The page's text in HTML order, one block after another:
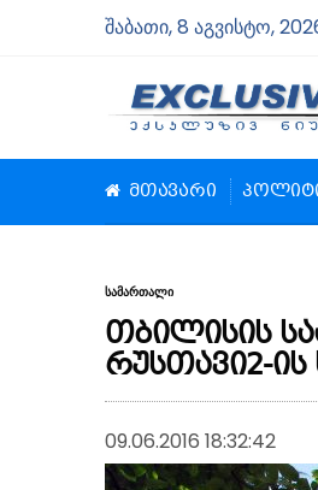
შაბათი, 8 აგვისტო,
მთავარი
სამართალი
თბილისის
რუსთავი2-
09.06.2016 18:32:42